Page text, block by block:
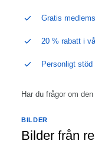
Gratis
20 % rabatt i
Personligt
Har du frågor om
BILDER
Bilder från